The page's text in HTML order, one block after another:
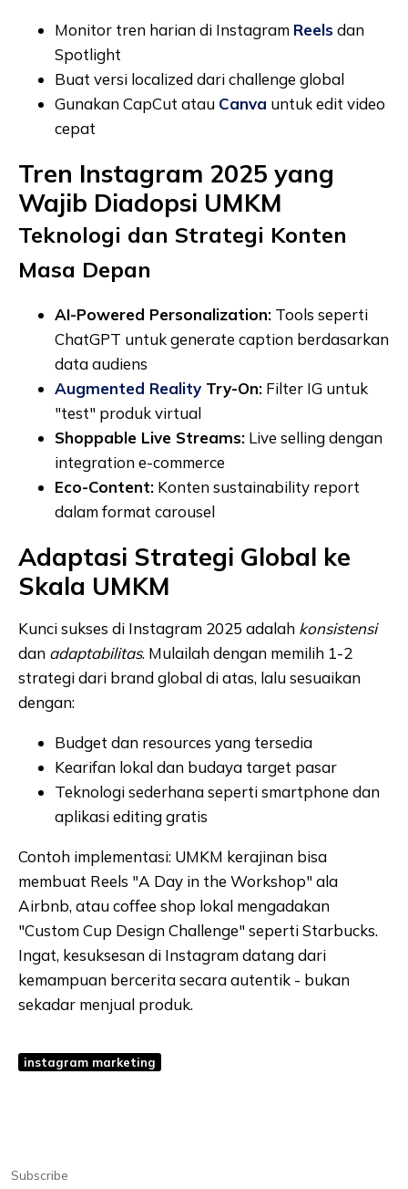
Monitor tren harian di Instagram Reelsdan
Spotlight
Buat versi localized dari challenge global
Gunakan CapCut atau Canva untuk edit video
cepat
Tren Instagram 2025 yang
Wajib Diadopsi UMKM
Teknologi dan Strategi Konten
Masa Depan
AI-Powered Personalization: Tools seperti
ChatGPT untuk generate caption berdasarkan
data audiens
Augmented Reality Try-On: Filter IG untuk
"test" produk virtual
Shoppable Live Streams: Live selling dengan
integration e-commerce
Eco-Content: Konten sustainability report
dalam format carousel
Adaptasi Strategi Global ke
Skala UMKM
Kunci sukses di Instagram 2025 adalah konsistensi
dan adaptabilitas. Mulailah dengan memilih 1-2
strategi dari brand global di atas, lalu sesuaikan
dengan:
Budget dan resources yang tersedia
Kearifan lokal dan budaya target pasar
Teknologi sederhana seperti smartphone dan
aplikasi editing gratis
Contoh implementasi: UMKM kerajinan bisa
membuat Reels "A Day in the Workshop" ala
Airbnb, atau coffee shop lokal mengadakan
"Custom Cup Design Challenge" seperti Starbucks.
Ingat, kesuksesan di Instagram datang dari
kemampuan bercerita secara autentik - bukan
sekadar menjual produk.
instagram marketing
Subscribe